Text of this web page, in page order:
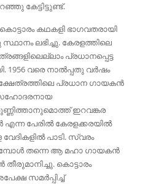
കേട്ടിട്ടുണ്ട്.
കഥകളി ഭാഗവതരായി
ലഭിച്ചു. കേരളത്തിലെ
പ്രധാനപ്പെട്ട
1956 വരെ നാൽപ്പതു വർഷം
പ്രധാന ഗായകൻ
ഇറവങ്കര
പേരിൽ കേരളക്കരയിൽ
പാടി. സ്വരം
തന്നെ ആ മഹാ ഗായകൻ
കൊട്ടാരം
സമർപ്പിച്ച്